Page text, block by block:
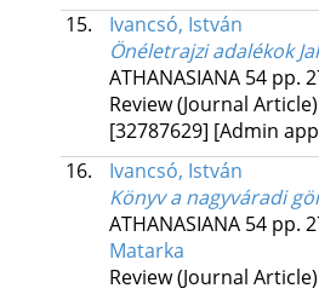
15.
Ivancsó, István
Önéletrajzi adalékok
ATHANASIANA 54 pp.
Review (Journal
[32787629] [Admin
16.
Ivancsó, István
Könyv a nagyváradi
ATHANASIANA 54 pp.
Matarka
Review (Journal